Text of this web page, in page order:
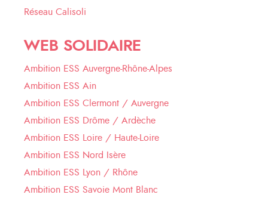
Réseau Calisoli
WEB SOLIDAIRE
Ambition ESS Auvergne-Rhône-Alpes
Ambition ESS Ain
Ambition ESS Clermont / Auvergne
Ambition ESS Drôme / Ardèche
Ambition ESS Loire / Haute-Loire
Ambition ESS Nord Isère
Ambition ESS Lyon / Rhône
Ambition ESS Savoie Mont Blanc